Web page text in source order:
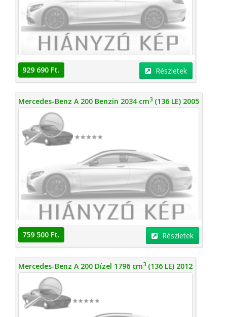
929 690 Ft. Részletek
Mercedes-Benz A 200 Benzin 2034 cm3 (136 LE) 2005
759 500 Ft. Részletek
Mercedes-Benz A 200 Dízel 1796 cm3 (136 LE) 2012